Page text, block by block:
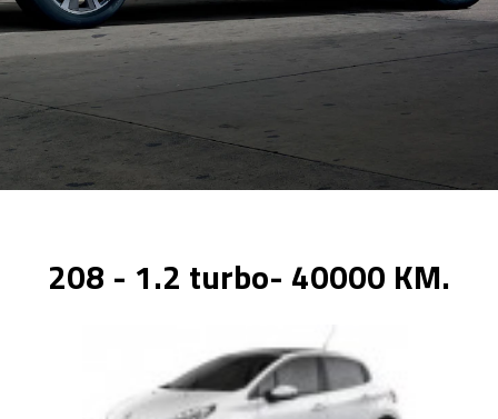
208 - 1.2 turbo- 40000 KM.